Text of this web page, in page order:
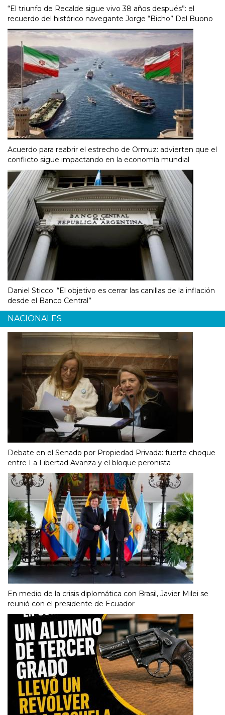
“El triunfo de Recalde sigue vivo 38 años después”: el
recuerdo del histórico navegante Jorge “Bicho” Del Buono
Acuerdo para reabrir el estrecho de Ormuz: advierten que el
conflicto sigue impactando en la economía mundial
Daniel Sticco: “El objetivo es cerrar las canillas de la inflación
desde el Banco Central”
NACIONALES
Debate en el Senado por Propiedad Privada: fuerte choque
entre La Libertad Avanza y el bloque peronista
En medio de la crisis diplomática con Brasil, Javier Milei se
reunió con el presidente de Ecuador